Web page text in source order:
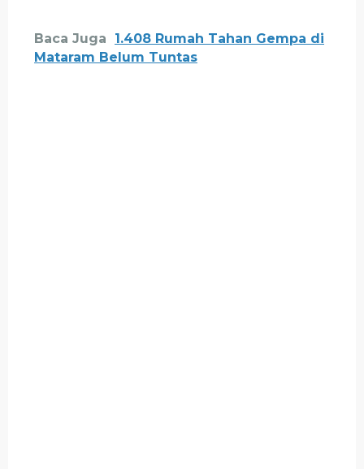
Baca Juga
1.408 Rumah Tahan Gempa di
Mataram Belum Tuntas